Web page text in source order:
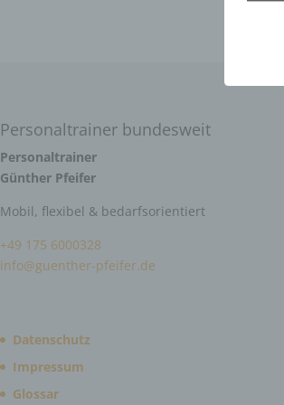
Personaltrainer bundesweit
Personaltrainer
Günther Pfeifer
Mobil, flexibel & bedarfsorientiert
+49 175 6000328
info@guenther-pfeifer.de
Datenschutz
Impressum
Glossar